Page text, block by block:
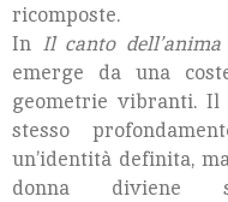
ricomposte.
In Il canto
emerge da una
geometrie vibranti. Il
stesso
un’identità definita,
donna diviene